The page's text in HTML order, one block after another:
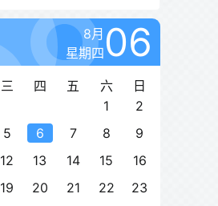
8月
星期四06
三 四 五 六
日
1
2
5 6 7 8
9
12 13 14 15
16
19 20 21 22
23